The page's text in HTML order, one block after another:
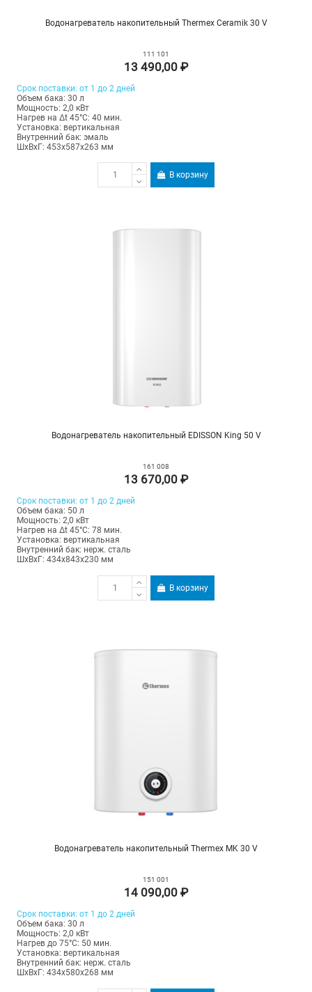
Водонагреватель накопительный Thermex Ceramik 30 V
111 101
13 490,00 ₽
Срок поставки: от 1 до 2 дней
Объем бака: 30 л
Мощность: 2,0 кВт
Нагрев на Δt 45°С: 40 мин.
Установка: вертикальная
Внутренний бак: эмаль
ШхВхГ: 453х587х263 мм
В корзину
Водонагреватель накопительный EDISSON King 50 V
161 008
13 670,00 ₽
Срок поставки: от 1 до 2 дней
Объем бака: 50 л
Мощность: 2,0 кВт
Нагрев на Δt 45°С: 78 мин.
Установка: вертикальная
Внутренний бак: нерж. сталь
ШхВхГ: 434х843х230 мм
В корзину
Водонагреватель накопительный Thermex MK 30 V
151 001
14 090,00 ₽
Срок поставки: от 1 до 2 дней
Объем бака: 30 л
Мощность: 2,0 кВт
Нагрев до 75°С: 50 мин.
Установка: вертикальная
Внутренний бак: нерж. сталь
ШхВхГ: 434х580х268 мм